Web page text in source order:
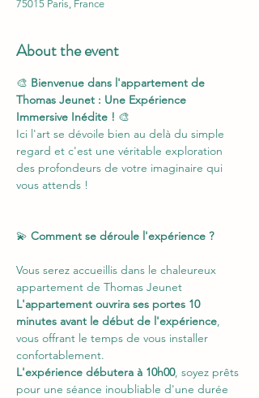
75015 Paris, France
About the event
🎨 Bienvenue dans l'appartement de
Thomas Jeunet : Une Expérience
Immersive Inédite ! 🎨
Ici l'art se dévoile bien au delà du simple
regard et c'est une véritable exploration
des profondeurs de votre imaginaire qui
vous attends !
💫 Comment se déroule l'expérience ?
Vous serez accueillis dans le chaleureux
appartement de Thomas Jeunet
L'appartement ouvrira ses portes 10
minutes avant le début de l'expérience,
vous offrant le temps de vous installer
confortablement.
L'expérience débutera à 10h00, soyez prêts
pour une séance inoubliable d'une durée